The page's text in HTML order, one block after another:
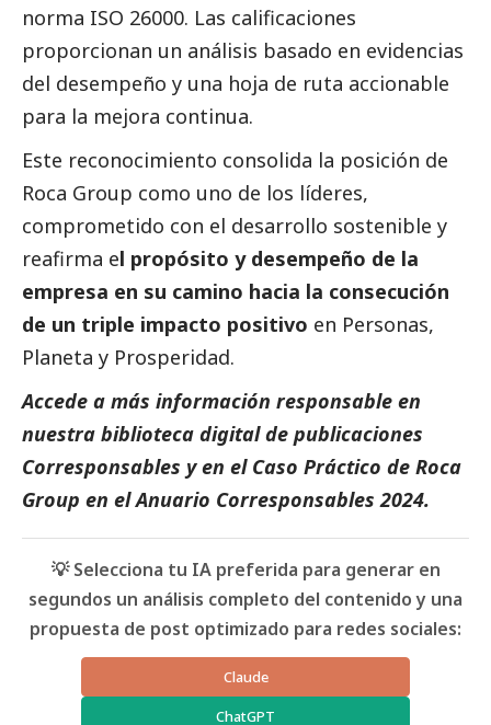
norma ISO 26000. Las calificaciones
proporcionan un análisis basado en evidencias
del desempeño y una hoja de ruta accionable
para la mejora continua.
Este reconocimiento consolida la posición de
Roca Group como uno de los líderes,
comprometido con el desarrollo sostenible y
reafirma el propósito y desempeño de la
empresa en su camino hacia la consecución
de un triple impacto positivo en Personas,
Planeta y Prosperidad.
Accede a más información responsable en
nuestra biblioteca digital de publicaciones
Corresponsables y en el Caso Práctico de Roca
Group en elAnuario Corresponsables 2024.
💡 Selecciona tu IA preferida para generar en
segundos un análisis completo del contenido y una
propuesta de post optimizado para redes sociales:
Claude
ChatGPT